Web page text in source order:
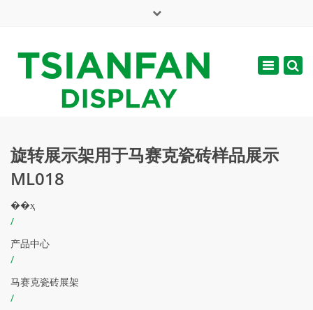
周一 - 周六: 7:00 - 17:00
Toggle
旋转展示架用于马赛克瓷砖样品展示
ML018
��ҳ
/
产品中心
/
马赛克瓷砖展架
/